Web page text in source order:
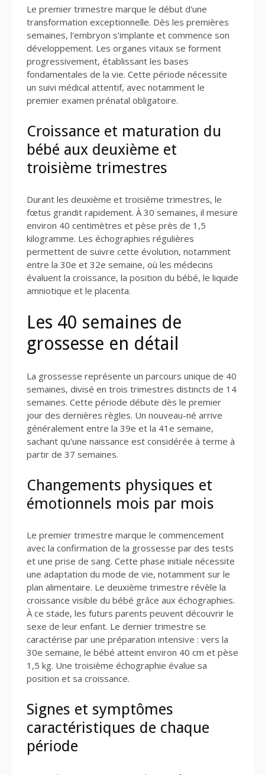
Le premier trimestre marque le début d'une
transformation exceptionnelle. Dès les premières
semaines, l'embryon s'implante et commence son
développement. Les organes vitaux se forment
progressivement, établissant les bases
fondamentales de la vie. Cette période nécessite
un suivi médical attentif, avec notamment le
premier examen prénatal obligatoire.
Croissance et maturation du
bébé aux deuxième et
troisième trimestres
Durant les deuxième et troisième trimestres, le
fœtus grandit rapidement. À 30 semaines, il mesure
environ 40 centimètres et pèse près de 1,5
kilogramme. Les échographies régulières
permettent de suivre cette évolution, notamment
entre la 30e et 32e semaine, où les médecins
évaluent la croissance, la position du bébé, le liquide
amniotique et le placenta.
Les 40 semaines de
grossesse en détail
La grossesse représente un parcours unique de 40
semaines, divisé en trois trimestres distincts de 14
semaines. Cette période débute dès le premier
jour des dernières règles. Un nouveau-né arrive
généralement entre la 39e et la 41e semaine,
sachant qu'une naissance est considérée à terme à
partir de 37 semaines.
Changements physiques et
émotionnels mois par mois
Le premier trimestre marque le commencement
avec la confirmation de la grossesse par des tests
et une prise de sang. Cette phase initiale nécessite
une adaptation du mode de vie, notamment sur le
plan alimentaire. Le deuxième trimestre révèle la
croissance visible du bébé grâce aux échographies.
À ce stade, les futurs parents peuvent découvrir le
sexe de leur enfant. Le dernier trimestre se
caractérise par une préparation intensive : vers la
30e semaine, le bébé atteint environ 40 cm et pèse
1,5 kg. Une troisième échographie évalue sa
position et sa croissance.
Signes et symptômes
caractéristiques de chaque
période